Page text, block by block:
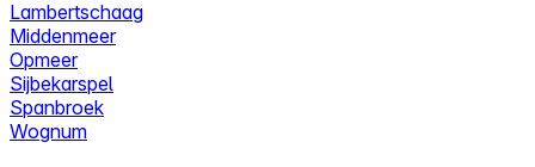
Lambertschaag
Middenmeer
Opmeer
Sijbekarspel
Spanbroek
Wognum